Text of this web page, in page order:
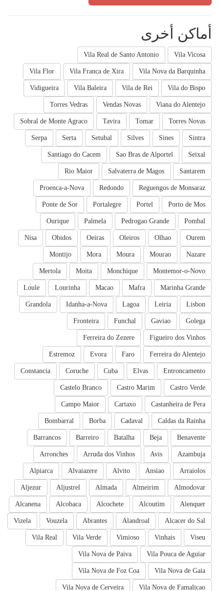
أماكن أخرى
Vila Vicosa
Vila Real de Santo Antonio
Vila Nova da Barquinha
Vila Franca de Xira
Vila Flor
Vila do Bispo
Vila de Rei
Vila Baleira
Vidigueira
Viana do Alentejo
Vendas Novas
Torres Vedras
Torres Novas
Tomar
Tavira
Sobral de Monte Agraco
Sintra
Sines
Silves
Setubal
Serta
Serpa
Seixal
Sao Bras de Alportel
Santiago do Cacem
Santarem
Salvaterra de Magos
Rio Maior
Reguengos de Monsaraz
Redondo
Proenca-a-Nova
Porto de Mos
Portel
Portalegre
Ponte de Sor
Pombal
Pedrogao Grande
Palmela
Ourique
Ourem
Olhao
Oleiros
Oeiras
Obidos
Nisa
Nazare
Mourao
Moura
Mora
Montijo
Montemor-o-Novo
Monchique
Moita
Mertola
Marinha Grande
Mafra
Macao
Lourinha
Loule
Lisbon
Leiria
Lagoa
Idanha-a-Nova
Grandola
Golega
Gaviao
Funchal
Fronteira
Figueiro dos Vinhos
Ferreira do Zezere
Ferreira do Alentejo
Faro
Evora
Estremoz
Entroncamento
Elvas
Cuba
Coruche
Constancia
Castro Verde
Castro Marim
Castelo Branco
Castanheira de Pera
Cartaxo
Campo Maior
Caldas da Rainha
Cadaval
Borba
Bombarral
Benavente
Beja
Batalha
Barreiro
Barrancos
Azambuja
Avis
Arruda dos Vinhos
Arronches
Arraiolos
Ansiao
Alvito
Alvaiazere
Alpiarca
Almodovar
Almeirim
Almada
Aljustrel
Aljezur
Alenquer
Alcoutim
Alcochete
Alcobaca
Alcanena
Alcacer do Sal
Alandroal
Abrantes
Vouzela
Vizela
Viseu
Vinhais
Vimioso
Vila Verde
Vila Real
Vila Pouca de Aguiar
Vila Nova de Paiva
Vila Nova de Gaia
Vila Nova de Foz Coa
Vila Nova de Famalicao
Vila Nova de Cerveira